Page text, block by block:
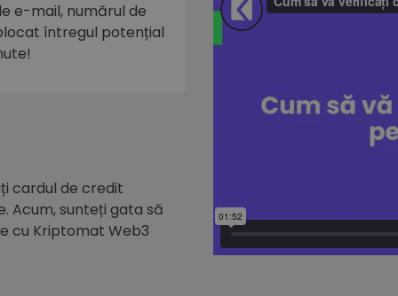
e-mail, numărul de
întregul potențial
cardul de credit
Acum, sunteți gata să
cu Kriptomat Web3